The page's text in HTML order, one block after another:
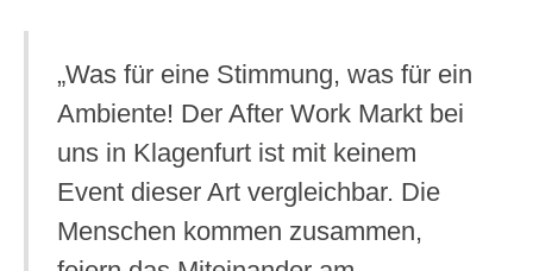
„Was für eine Stimmung, was für ein
Ambiente! Der After Work Markt bei
uns in Klagenfurt ist mit keinem
Event dieser Art vergleichbar. Die
Menschen kommen zusammen,